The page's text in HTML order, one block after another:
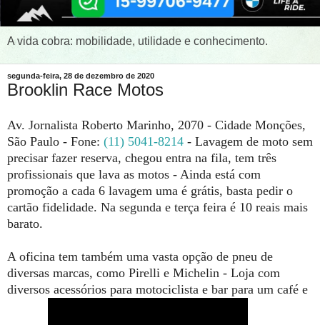
A vida cobra: mobilidade, utilidade e conhecimento.
segunda-feira, 28 de dezembro de 2020
Brooklin Race Motos
Av. Jornalista Roberto Marinho, 2070 - Cidade Monções,
São Paulo - Fone: (11) 5041-8214 - Lavagem de moto sem
precisar fazer reserva, chegou entra na fila, tem três
profissionais que lava as motos - Ainda está com
promoção a cada 6 lavagem uma é grátis, basta pedir o
cartão fidelidade. Na segunda e terça feira é 10 reais mais
barato.
A oficina tem também uma vasta opção de pneu de
diversas marcas, como Pirelli e Michelin - Loja com
diversos acessórios para motociclista e bar para um café e